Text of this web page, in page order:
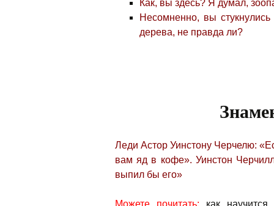
Как, вы здесь? Я думал,
Несомненно, вы
дерева, не правда ли?
Леди Астор Уинстону Черчелю:
вам яд в кофе». Уинстон
выпил бы его»
Можете почитать: как